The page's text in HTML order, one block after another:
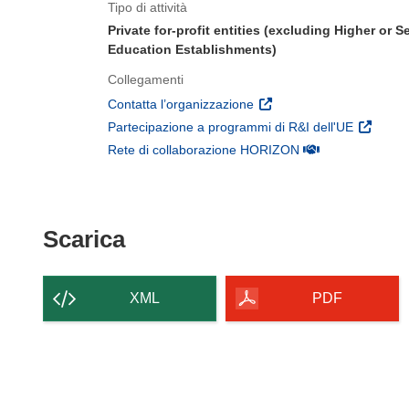
Tipo di attività
Private for-profit entities (excluding Higher or
Education Establishments)
Collegamenti
Contatta l’organizzazione (si apre in una nuova
Partecipazione a programmi di R&I dell'UE (si apre
Rete di collaborazione HORIZON(si apre in una
ScaricaScarica il contenuto della
XML PDF